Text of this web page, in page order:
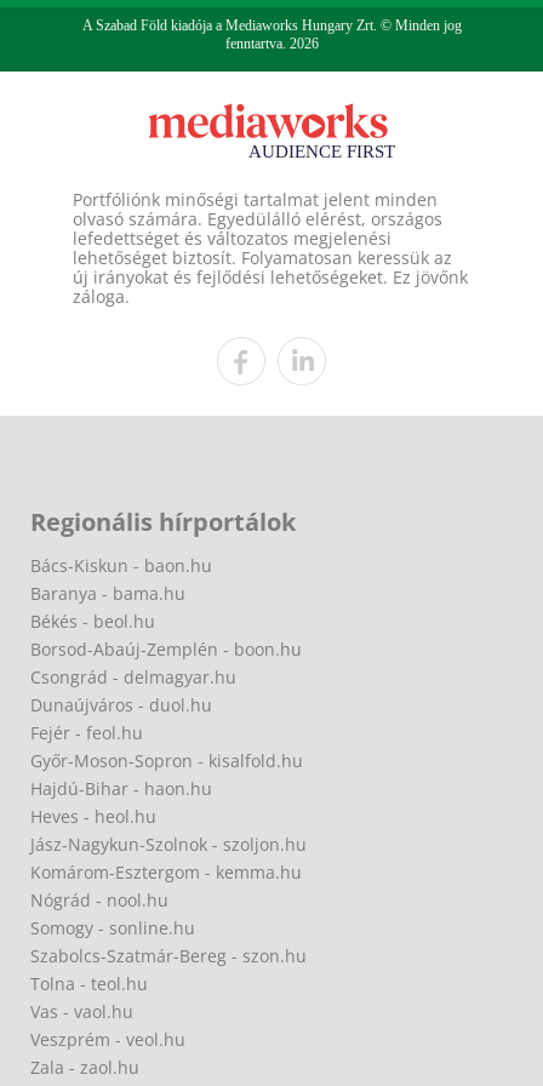
A Szabad Föld kiadója a Mediaworks Hungary Zrt. © Minden jog
fenntartva. 2026
Portfóliónk minőségi tartalmat jelent minden
olvasó számára. Egyedülálló elérést, országos
lefedettséget és változatos megjelenési
lehetőséget biztosít. Folyamatosan keressük az
új irányokat és fejlődési lehetőségeket. Ez jövőnk
záloga.
Regionális hírportálok
Bács-Kiskun - baon.hu
Baranya - bama.hu
Békés - beol.hu
Borsod-Abaúj-Zemplén - boon.hu
Csongrád - delmagyar.hu
Dunaújváros - duol.hu
Fejér - feol.hu
Győr-Moson-Sopron - kisalfold.hu
Hajdú-Bihar - haon.hu
Heves - heol.hu
Jász-Nagykun-Szolnok - szoljon.hu
Komárom-Esztergom - kemma.hu
Nógrád - nool.hu
Somogy - sonline.hu
Szabolcs-Szatmár-Bereg - szon.hu
Tolna - teol.hu
Vas - vaol.hu
Veszprém - veol.hu
Zala - zaol.hu